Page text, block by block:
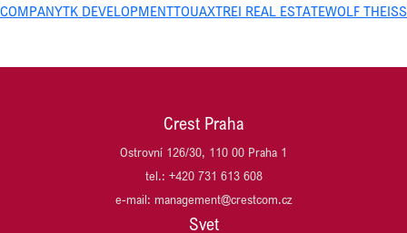
COMPANYTK DEVELOPMENTTOUAXTREI REAL ESTATEWOLF THEISS
Crest Praha
Ostrovní 126/30, 110 00 Praha 1
tel.: +420 731 613 608
e-mail: management@crestcom.cz
Svet